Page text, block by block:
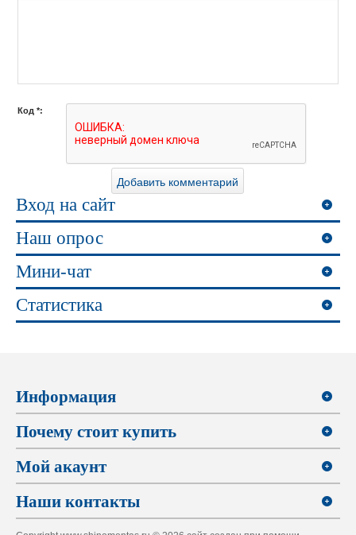
Код *:
Вход на сайт
Наш опрос
Мини-чат
Статистика
Информация
Почему стоит купить
Мой акаунт
Наши контакты